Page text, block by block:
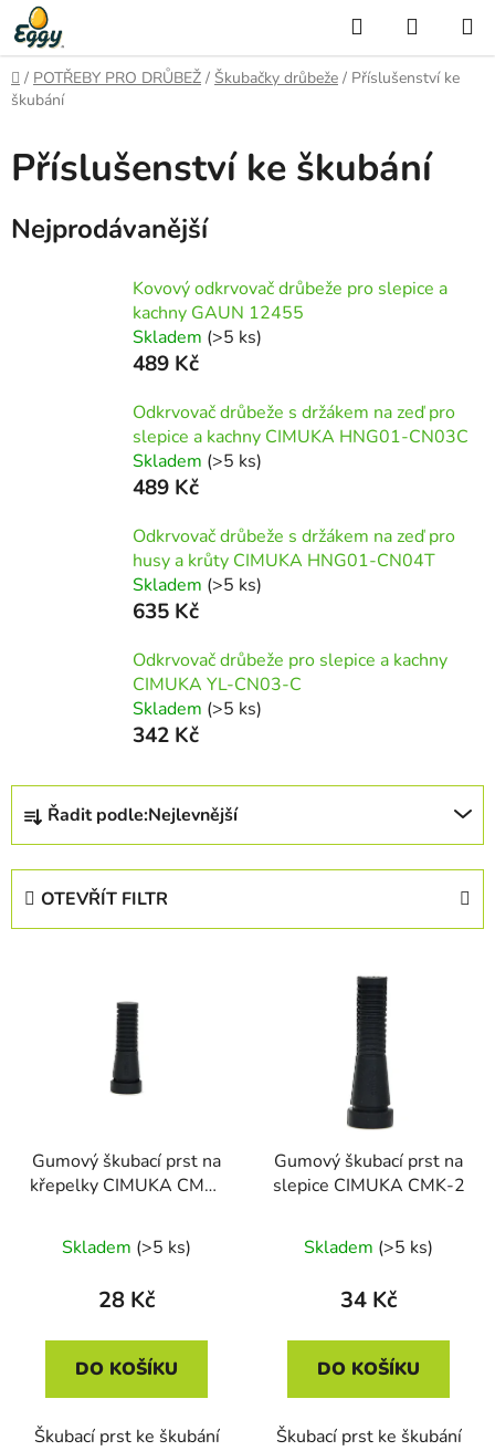
Přejít
na
obsah
Hledat
KOŠÍK
Domů
/ POTŘEBY PRO DRŮBEŽ / Škubačky drůbeže / Příslušenství ke
škubání
Příslušenství ke škubání
Nejprodávanější
Kovový odkrvovač drůbeže pro slepice a
kachny GAUN 12455
Skladem (>5 ks)
489 Kč
Odkrvovač drůbeže s držákem na zeď pro
slepice a kachny CIMUKA HNG01-CN03C
Skladem (>5 ks)
489 Kč
Odkrvovač drůbeže s držákem na zeď pro
husy a krůty CIMUKA HNG01-CN04T
Skladem (>5 ks)
635 Kč
Odkrvovač drůbeže pro slepice a kachny
CIMUKA YL-CN03-C
Skladem (>5 ks)
342 Kč
Ř
z
Řadit podle:Nejlevnější
OTEVŘÍT FILTR
Gumový škubací prst na
křepelky CIMUKA CMK-
Skladem (>5 ks)
28 Kč
DO KOŠÍKU
Škubací prst ke škubání
Gumový škubací prst na
slepice CIMUKA CMK-2
Skladem (>5 ks)
34 Kč
DO KOŠÍKU
Škubací prst ke škubání